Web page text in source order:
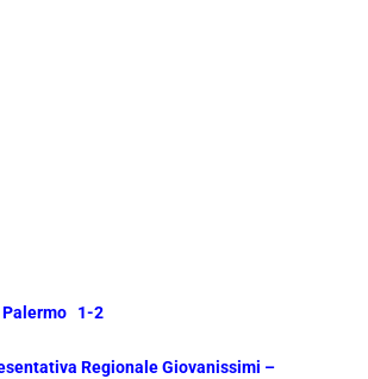
Palermo 1-2
Regionale Giovanissimi –